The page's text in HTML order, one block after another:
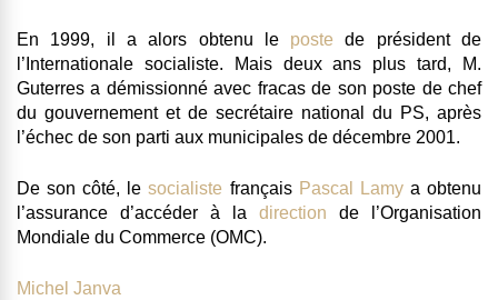
En 1999, il a alors obtenu le poste de président de
l’Internationale socialiste. Mais deux ans plus tard, M.
Guterres a démissionné avec fracas de son poste de chef
du gouvernement et de secrétaire national du PS, après
l’échec de son parti aux municipales de décembre 2001.
De son côté, lesocialiste français Pascal Lamya obtenu
l’assurance d’accéder à la direction de l’Organisation
Mondiale du Commerce (OMC).
Michel Janva